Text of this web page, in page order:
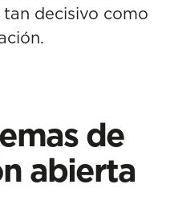
decisivo como
de
abierta